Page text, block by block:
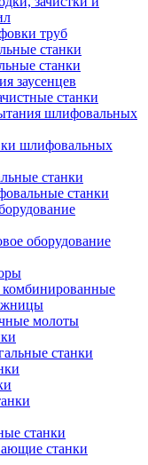
труб
станки
станки
заусенцев
станки
шлифовальных
шлифовальных
станки
станки
оборудование
молоты
станки
станки
станки